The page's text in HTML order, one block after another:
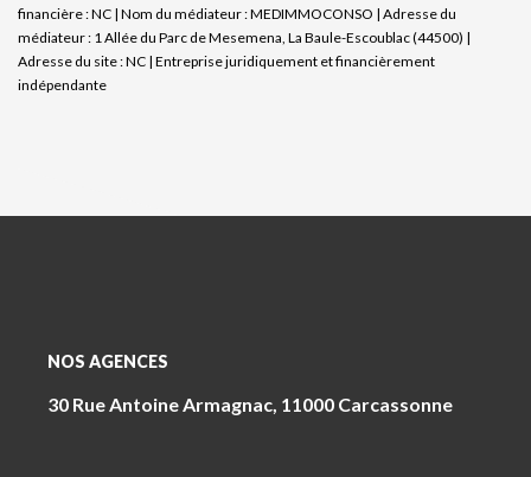
financière : NC | Nom du médiateur : MEDIMMOCONSO | Adresse du
médiateur : 1 Allée du Parc de Mesemena, La Baule-Escoublac (44500) |
Adresse du site : NC | Entreprise juridiquement et financièrement
indépendante
NOS AGENCES
30 Rue Antoine Armagnac, 11000 Carcassonne